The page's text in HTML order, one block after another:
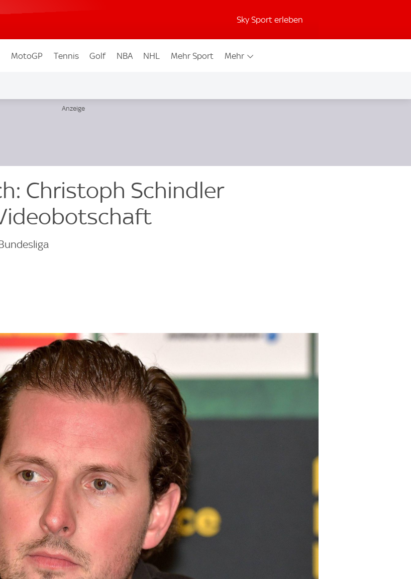
Sky Sport erleben
MotoGP Tennis Golf NBA NHL Mehr Sport Mehr
Christoph Schindler